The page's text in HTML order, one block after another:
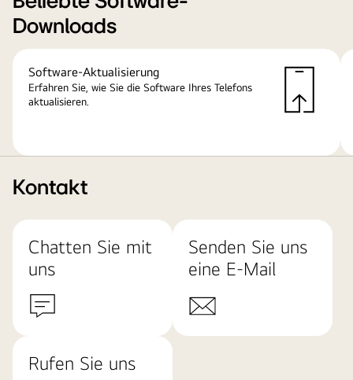
Downloads
Software-Aktualisierung
Erfahren Sie, wie Sie die Software Ihres Telefons
aktualisieren.
Kontakt
Chatten Sie mit
uns
Senden Sie uns
eine E-Mail
Rufen Sie uns